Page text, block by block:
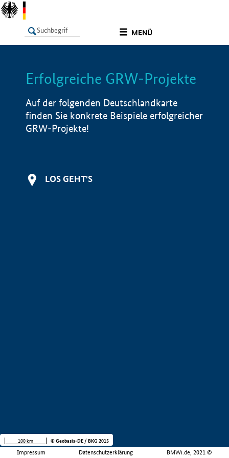
MENÜ
LISTE Info
Erfolgreiche GRW-Projekte
Auf der folgenden Deutschlandkarte
finden Sie konkrete Beispiele erfolgreicher
GRW-Projekte!
LOS GEHT'S
Impressum Datenschutzerklärung BMWi.de, 2021 ©
100 km © Geobasis-DE / BKG 2015